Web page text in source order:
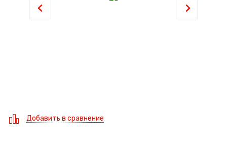
Добавить в сравнение